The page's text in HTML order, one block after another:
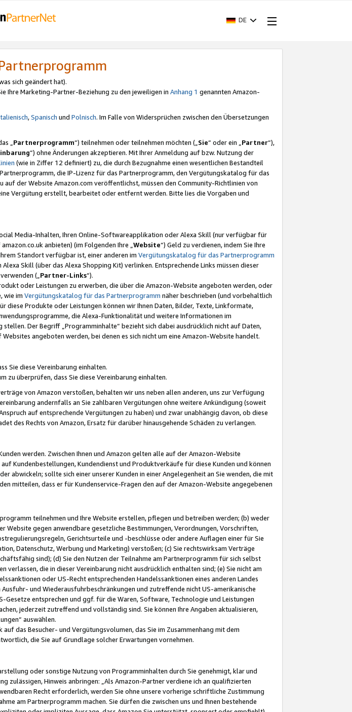
DE
sich geändert hat).
Ihre Marketing-Partner-Beziehung zu den jeweiligen in Anhang 1 genannten Amazon-
,Spanisch und Polnisch. Im Falle von Widersprüchen zwischen den Übersetzungen
„Partnerprogramm“) teilnehmen oder teilnehmen möchten („Sie“ oder ein „Partner“),
“) ohne Änderungen akzeptieren. Mit Ihrer Anmeldung auf bzw. Nutzung der
(wie in Ziffer 12 definiert) zu, die durch Bezugnahme einen wesentlichen Bestandteil
die IP-Lizenz für das Partnerprogramm, den Vergütungskatalog für das
der Website Amazon.com veröffentlichst, müssen den Community-Richtlinien von
Vergütung erstellt, bearbeitet oder entfernt werden. Bitte lies die Vorgaben und
Media-Inhalten, Ihren Online-Softwareapplikation oder Alexa Skill (nur verfügbar für
anbieten) (im Folgenden Ihre „ Website“) Geld zu verdienen, indem Sie Ihre
Standort verfügbar ist, einer anderen im Vergütungskatalog für das Partnerprogramm
Skill (über das Alexa Shopping Kit) verlinken. Entsprechende Links müssen dieser
(„ Partner-Links“).
oder Leistungen zu erwerben, die über die Amazon-Website angeboten werden, oder
wie im Vergütungskatalog für das Partnerprogramm näher beschrieben (und vorbehaltlich
Produkte oder Leistungen können wir Ihnen Daten, Bilder, Texte, Linkformate,
die Alexa-Funktionalität und weitere Informationen im
stellen. Der Begriff „Programminhalte“ bezieht sich dabei ausdrücklich nicht auf Daten,
angeboten werden, bei denen es sich nicht um eine Amazon-Website handelt.
Sie diese Vereinbarung einhalten.
zu überprüfen, dass Sie diese Vereinbarung einhalten.
von Amazon verstoßen, behalten wir uns neben allen anderen, uns zur Verfügung
andernfalls an Sie zahlbaren Vergütungen ohne weitere Ankündigung (soweit
auf entsprechende Vergütungen zu haben) und zwar unabhängig davon, ob diese
des Rechts von Amazon, Ersatz für darüber hinausgehende Schäden zu verlangen.
werden. Zwischen Ihnen und Amazon gelten alle auf der Amazon-Website
Kundenbestellungen, Kundendienst und Produktverkäufe für diese Kunden und können
abwickeln; sollte sich einer unserer Kunden in einer Angelegenheit an Sie wenden, die mit
mitteilen, dass er für Kundenservice-Fragen den auf der Amazon-Website angegebenen
teilnehmen und Ihre Website erstellen, pflegen und betreiben werden; (b) weder
gegen anwendbare gesetzliche Bestimmungen, Verordnungen, Vorschriften,
Gerichtsurteile und -beschlüsse oder andere Auflagen einer für Sie
Datenschutz, Werbung und Marketing) verstoßen; (c) Sie rechtswirksam Verträge
sind); (d) Sie den Nutzen der Teilnahme am Partnerprogramm für sich selbst
die in dieser Vereinbarung nicht ausdrücklich enthalten sind; (e) Sie nicht am
oder US-Recht entsprechenden Handelssanktionen eines anderen Landes
und Wiederausfuhrbeschränkungen und zutreffende nicht US-amerikanische
entsprechen und ggf. für die Waren, Software, Technologie und Leistungen
jederzeit zutreffend und vollständig sind. Sie können Ihre Angaben aktualisieren,
auswählen.
das Besucher- und Vergütungsvolumen, das Sie im Zusammenhang mit dem
die Sie auf Grundlage solcher Erwartungen vornehmen.
oder sonstige Nutzung von Programminhalten durch Sie genehmigt, klar und
zulässigen, Hinweis anbringen: „Als Amazon-Partner verdiene ich an qualifizierten
Recht erforderlich, werden Sie ohne unsere vorherige schriftliche Zustimmung
am Partnerprogramm machen. Sie dürfen die zwischen uns und Ihnen bestehende